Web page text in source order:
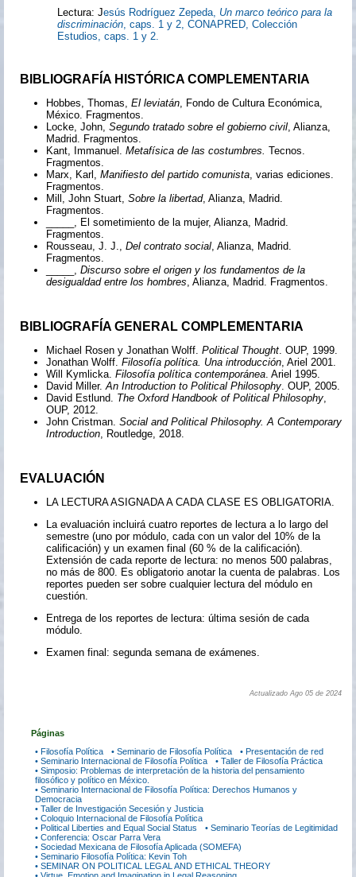
Lectura: Jesús Rodríguez Zepeda, Un marco teórico para la
discriminación , caps. 1 y 2, CONAPRED, Colección
Estudios, caps. 1 y 2.
BIBLIOGRAFÍA HISTÓRICA COMPLEMENTARIA
Hobbes, Thomas, El leviatán, Fondo de Cultura Económica,
México. Fragmentos.
Locke, John, Segundo tratado sobre el gobierno civil, Alianza,
Madrid. Fragmentos.
Kant, Immanuel. Metafísica de las costumbres. Tecnos.
Fragmentos.
Marx, Karl, Manifiesto del partido comunista, varias ediciones.
Fragmentos.
Mill, John Stuart, Sobre la libertad, Alianza, Madrid.
Fragmentos.
_____, El sometimiento de la mujer, Alianza, Madrid.
Fragmentos.
Rousseau, J. J., Del contrato social, Alianza, Madrid.
Fragmentos.
_____, Discurso sobre el origen y los fundamentos de la
desigualdad entre los hombres, Alianza, Madrid. Fragmentos.
BIBLIOGRAFÍA GENERAL COMPLEMENTARIA
Michael Rosen y Jonathan Wolff. Political Thought. OUP, 1999.
Jonathan Wolff. Filosofía política. Una introducción, Ariel 2001.
Will Kymlicka. Filosofía política contemporánea. Ariel 1995.
David Miller.An Introduction to Political Philosophy. OUP, 2005.
David Estlund. The Oxford Handbook of Political Philosophy,
OUP, 2012.
John Cristman. Social and Political Philosophy. A Contemporary
Introduction, Routledge, 2018.
EVALUACIÓN
LA LECTURA ASIGNADA A CADA CLASE ES OBLIGATORIA.
La evaluación incluirá cuatro reportes de lectura a lo largo del
semestre (uno por módulo, cada con un valor del 10% de la
calificación) y un examen final (60 % de la calificación).
Extensión de cada reporte de lectura: no menos 500 palabras,
no más de 800. Es obligatorio anotar la cuenta de palabras. Los
reportes pueden ser sobre cualquier lectura del módulo en
cuestión.
Entrega de los reportes de lectura: última sesión de cada
módulo.
Examen final: segunda semana de exámenes.
Actualizado Ago 05 de 2024
Páginas
• Filosofía Política
• Seminario de Filosofía Política
• Presentación de red
• Seminario Internacional de Filosofía Política
• Taller de Filosofía Práctica
• Simposio: Problemas de interpretación de la historia del pensamiento
filosófico y político en México.
• Seminario Internacional de Filosofía Política: Derechos Humanos y
Democracia
• Taller de Investigación Secesión y Justicia
• Coloquio Internacional de Filosofía Política
• Political Liberties and Equal Social Status
• Seminario Teorías de Legitimidad
• Conferencia: Oscar Parra Vera
• Sociedad Mexicana de Filosofía Aplicada (SOMEFA)
• Seminario Filosofía Política: Kevin Toh
• SEMINAR ON POLITICAL LEGAL AND ETHICAL THEORY